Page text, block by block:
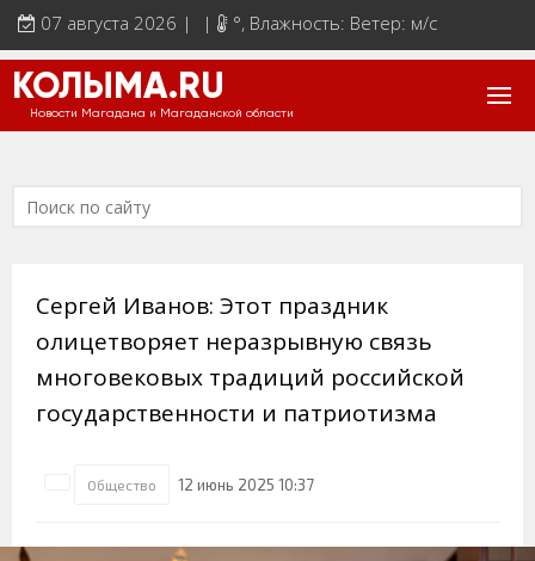
07 августа 2026 | | °, Влажность: Ветер: м/с
КОЛЫМА.RU
Новости Магадана и Магаданской области
Сергей Иванов: Этот праздник
олицетворяет неразрывную связь
многовековых традиций российской
государственности и патриотизма
Общество 12 июнь 2025 10:37